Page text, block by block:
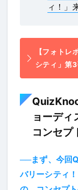
ィ！」
【フォトレ
シティ」第
ョーディ
コンセプ
──まず、今回
バリーシティ